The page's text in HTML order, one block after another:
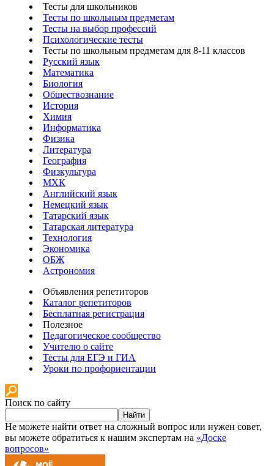
Тесты для школьников
Тесты по школьным предметам
Тесты на выбор профессий
Психологические тесты
Тесты по школьным предметам для 8-11 классов
Русский язык
Математика
Биология
Обществознание
История
Химия
Информатика
Физика
Литература
География
Физкультура
МХК
Английский язык
Немецкий язык
Татарский язык
Татарская литература
Технология
Экономика
ОБЖ
Астрономия
Объявления репетиторов
Каталог репетиторов
Бесплатная регистрация
Полезное
Педагогическое сообщество
Учителю о сайте
Тесты для ЕГЭ и ГИА
Уроки по профориентации
Поиск по сайту
Найти
Не можете найти ответ на сложный вопрос или нужен совет,
вы можете обратиться к нашим экспертам на «Доске
вопросов»